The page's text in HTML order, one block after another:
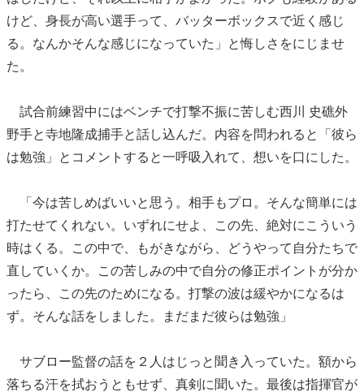
けど、身長が高い選手って、バッターボックスで近く感じ
る。なんかそんな感じになっていた」と悔しさをにじませ
た。
試合前練習中にはベンチで打撃不振に苦しむ西川 史礁外
野手と寺地隆成捕手と話し込んだ。内容を問われると「彼ら
は勉強」とコメントすると一呼吸入れて、想いを口にした。
「今は苦しめばいいと思う。相手もプロ。そんな簡単には
打たせてくれない。いずれにせよ、この先、絶対にこういう
時はくる。この中で、もがきながら、どうやって自分たちで
直していくか。この苦しみの中で自分の修正ポイントが分か
ったら、この先のためになる。打撃の波は緩やかになるは
ず。そんな話をしました。まだまだ彼らは勉強」
サブロー監督の話を２人はじっと聞き入っていた。額から
落ちる汗を拭おうともせず、真剣に聞いた。最後は指揮官が